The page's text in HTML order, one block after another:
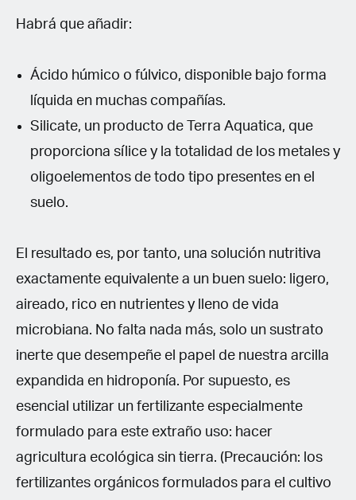
Habrá que añadir:
Ácido húmico o fúlvico, disponible bajo forma
líquida en muchas compañías.
Silicate, un producto de Terra Aquatica, que
proporciona sílice y la totalidad de los metales y
oligoelementos de todo tipo presentes en el
suelo.
El resultado es, por tanto, una solución nutritiva
exactamente equivalente a un buen suelo: ligero,
aireado, rico en nutrientes y lleno de vida
microbiana. No falta nada más, solo un sustrato
inerte que desempeñe el papel de nuestra arcilla
expandida en hidroponía. Por supuesto, es
esencial utilizar un fertilizante especialmente
formulado para este extraño uso: hacer
agricultura ecológica sin tierra. (Precaución: los
fertilizantes orgánicos formulados para el cultivo